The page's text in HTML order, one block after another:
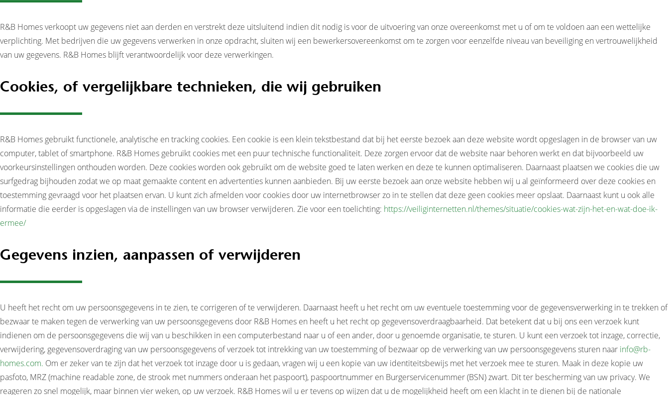
R&B Homes verkoopt uw gegevens niet aan derden en verstrekt deze uitsluitend indien dit nodig is voor de uitvoering van onze overeenkomst met u of om te voldoen aan een wettelijke
verplichting. Met bedrijven die uw gegevens verwerken in onze opdracht, sluiten wij een bewerkersovereenkomst om te zorgen voor eenzelfde niveau van beveiliging en vertrouwelijkheid
van uw gegevens. R&B Homes blijft verantwoordelijk voor deze verwerkingen.
Cookies, of vergelijkbare technieken, die wij gebruiken
R&B Homes gebruikt functionele, analytische en tracking cookies. Een cookie is een klein tekstbestand dat bij het eerste bezoek aan deze website wordt opgeslagen in de browser van uw
computer, tablet of smartphone. R&B Homes gebruikt cookies met een puur technische functionaliteit. Deze zorgen ervoor dat de website naar behoren werkt en dat bijvoorbeeld uw
voorkeursinstellingen onthouden worden. Deze cookies worden ook gebruikt om de website goed te laten werken en deze te kunnen optimaliseren. Daarnaast plaatsen we cookies die uw
surfgedrag bijhouden zodat we op maat gemaakte content en advertenties kunnen aanbieden. Bij uw eerste bezoek aan onze website hebben wij u al geïnformeerd over deze cookies en
toestemming gevraagd voor het plaatsen ervan. U kunt zich afmelden voor cookies door uw internetbrowser zo in te stellen dat deze geen cookies meer opslaat. Daarnaast kunt u ook alle
informatie die eerder is opgeslagen via de instellingen van uw browser verwijderen. Zie voor een toelichting: https://veiliginternetten.nl/themes/situatie/cookies-wat-zijn-het-en-wat-doe-ik-
ermee/
Gegevens inzien, aanpassen of verwijderen
U heeft het recht om uw persoonsgegevens in te zien, te corrigeren of te verwijderen. Daarnaast heeft u het recht om uw eventuele toestemming voor de gegevensverwerking in te trekken of
bezwaar te maken tegen de verwerking van uw persoonsgegevens door R&B Homes en heeft u het recht op gegevensoverdraagbaarheid. Dat betekent dat u bij ons een verzoek kunt
indienen om de persoonsgegevens die wij van u beschikken in een computerbestand naar u of een ander, door u genoemde organisatie, te sturen. U kunt een verzoek tot inzage, correctie,
verwijdering, gegevensoverdraging van uw persoonsgegevens of verzoek tot intrekking van uw toestemming of bezwaar op de verwerking van uw persoonsgegevens sturen naar info@rb-
homes.com. Om er zeker van te zijn dat het verzoek tot inzage door u is gedaan, vragen wij u een kopie van uw identiteitsbewijs met het verzoek mee te sturen. Maak in deze kopie uw
pasfoto, MRZ (machine readable zone, de strook met nummers onderaan het paspoort), paspoortnummer en Burgerservicenummer (BSN) zwart. Dit ter bescherming van uw privacy. We
reageren zo snel mogelijk, maar binnen vier weken, op uw verzoek. R&B Homes wil u er tevens op wijzen dat u de mogelijkheid heeft om een klacht in te dienen bij de nationale